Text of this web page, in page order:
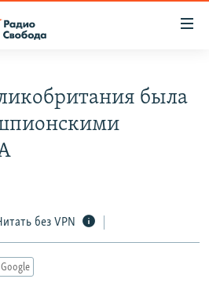
была
без VPN